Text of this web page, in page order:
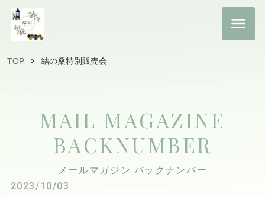
TOP 結の桑特別販売会
MAIL MAGAZINE
BACKNUMBER
メールマガジン バックナンバー
2023/10/03